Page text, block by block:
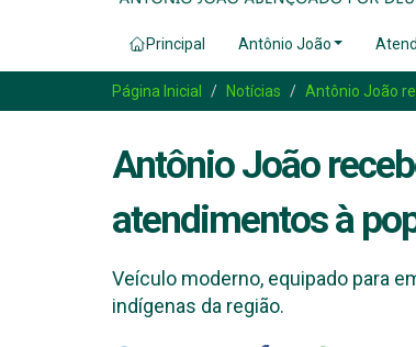
Principal Antônio João
Página Inicial Notícias Antônio João
Antônio João
atendimentos à
Veículo moderno, equipado para
indígenas da região.